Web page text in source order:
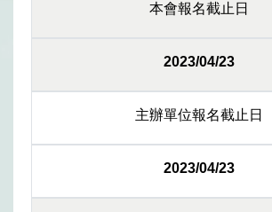
本會報名截止日
2023/04/23
主辦單位報名截止日
2023/04/23